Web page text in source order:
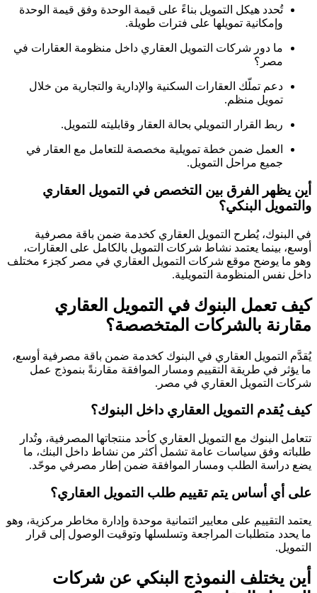
تُحدد هيكل التمويل بناءً على قيمة الوحدة وفق قيمة الوحدة
وإمكانية تمويلها على فترات طويلة.
ما دور شركات التمويل العقاري داخل منظومة العقارات في
مصر؟
دعم تملّك العقارات السكنية والإدارية والتجارية من خلال
تمويل منظم.
ربط القرار التمويلي بحالة العقار وقابليته للتمويل.
العمل ضمن خطة تمويلية مخصصة للتعامل مع العقار في
جميع مراحل التمويل.
أين يظهر الفرق بين التخصص في التمويل العقاري
والتمويل البنكي؟
في البنوك، يُطرح التمويل العقاري كخدمة ضمن باقة مصرفية
أوسع، بينما يعتمد نشاط شركات التمويل بالكامل على العقارات،
وهو ما يوضح موقع شركات التمويل العقاري في مصر كجزء مختلف
داخل نفس المنظومة التمويلية.
كيف تعمل البنوك في التمويل العقاري
مقارنة بالشركات المتخصصة؟
يُقدَّم التمويل العقاري في البنوك كخدمة ضمن باقة مصرفية أوسع،
ما يؤثر في طريقة التقييم ومسار الموافقة مقارنةً بنموذج عمل
شركات التمويل العقاري في مصر.
كيف يُقدم التمويل العقاري داخل البنوك؟
تتعامل البنوك مع التمويل العقاري كأحد منتجاتها المصرفية، وتُدار
طلباته وفق سياسات عامة تشمل أكثر من نشاط داخل البنك، ما
يضع دراسة الطلب ومسار الموافقة ضمن إطار مصرفي موحّد.
على أي أساس يتم تقييم طلب التمويل العقاري؟
يعتمد التقييم على معايير ائتمانية موحدة وإدارة مخاطر مركزية، وهو
ما يحدد متطلبات المراجعة وتسلسلها وتوقيت الوصول إلى قرار
التمويل.
أين يختلف النموذج البنكي عن شركات